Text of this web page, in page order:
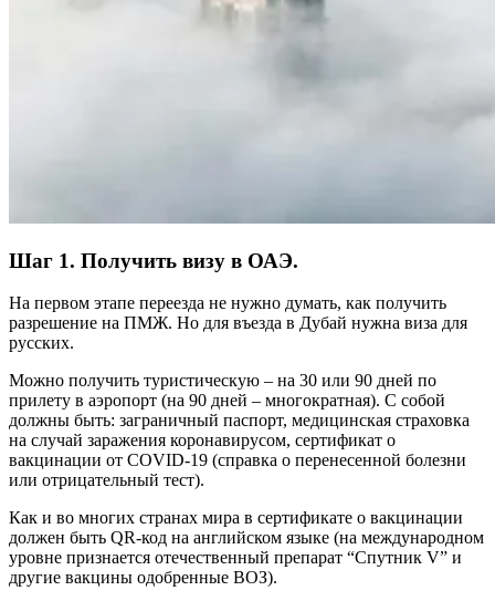
Шаг 1. Получить визу в ОАЭ.
На первом этапе переезда не нужно думать, как получить
разрешение на ПМЖ. Но для въезда в Дубай нужна виза для
русских.
Можно получить туристическую – на 30 или 90 дней по
прилету в аэропорт (на 90 дней – многократная). С собой
должны быть: заграничный паспорт, медицинская страховка
на случай заражения коронавирусом, сертификат о
вакцинации от COVID-19 (справка о перенесенной болезни
или отрицательный тест).
Как и во многих странах мира в сертификате о вакцинации
должен быть QR-код на английском языке (на международном
уровне признается отечественный препарат “Спутник V” и
другие вакцины одобренные ВОЗ).